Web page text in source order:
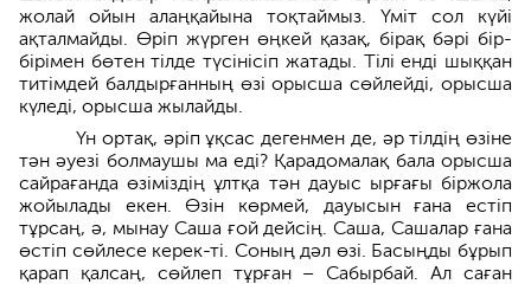
жолай ойын алаңқайына тоқтаймыз. Үміт сол күйі
ақталмайды. Өріп жүрген өңкей қазақ, бірақ бәрі бір-
бірімен бөтен тілде түсінісіп жатады. Тілі енді шық­қан
титімдей балдырғанның өзі орысша сөй­лейді, орысша
күледі, орысша жылайды.
Үн ортақ, әріп ұқсас дегенмен де, әр тілдің өзіне
тән әуезі болмаушы ма еді? Қара­домалақ бала орысша
сайрағанда өзіміздің ұлтқа тән дауыс ырғағы біржола
жойылады екен. Өзін көрмей, дауысын ғана естіп
тұрсаң, ә, мынау Саша ғой дейсің. Саша, Сашалар ғана
өстіп сөйлесе керек-ті. Соның дәл өзі. Басыңды бұрып
қарап қалсаң, сөйлеп тұрған – Сабырбай. Ал саған